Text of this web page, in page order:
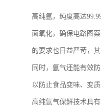
高纯氩，纯度高达
面氧化，确保电路图
的要求也日益严苛，其
同时，氩气还能有效
以防止食品变味、变
高纯氩气保鲜技术具